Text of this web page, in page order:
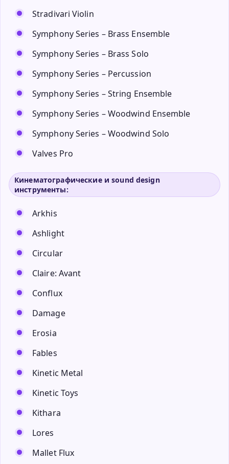
Stradivari Violin
Symphony Series – Brass Ensemble
Symphony Series – Brass Solo
Symphony Series – Percussion
Symphony Series – String Ensemble
Symphony Series – Woodwind Ensemble
Symphony Series – Woodwind Solo
Valves Pro
Кинематографические и sound design
инструменты:
Arkhis
Ashlight
Circular
Claire: Avant
Conflux
Damage
Erosia
Fables
Kinetic Metal
Kinetic Toys
Kithara
Lores
Mallet Flux